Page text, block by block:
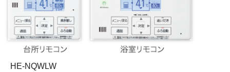
HE-NQWLW